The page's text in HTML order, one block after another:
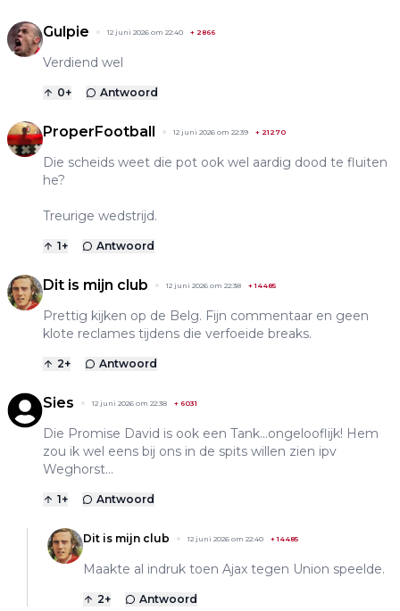
Gulpie 12 juni 2026 om 22:40 + 2866
Verdiend wel
0+ Antwoord
ProperFootball 12 juni 2026 om 22:39 + 21270
Die scheids weet die pot ook wel aardig dood te fluiten
he?
Treurige wedstrijd.
1+ Antwoord
Dit is mijn club 12 juni 2026 om 22:38 +14485
Prettig kijken op de Belg. Fijn commentaar en geen
klote reclames tijdens die verfoeide breaks.
2+ Antwoord
Sies 12 juni 2026 om 22:38 + 6031
Die Promise David is ook een Tank...ongelooflijk! Hem
zou ik wel eens bij ons in de spits willen zien ipv
Weghorst...
1+ Antwoord
Dit is mijn club 12 juni 2026 om 22:40 +14485
Maakte al indruk toen Ajax tegen Union speelde.
2+ Antwoord